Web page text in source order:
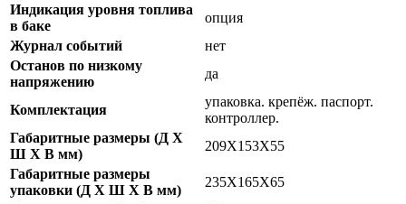
Индикация уровня топлива
в баке
опция
Журнал событий
нет
Останов по низкому
напряжению
да
Комплектация
упаковка. крепёж. паспорт.
контроллер.
Габаритные размеры (Д X
Ш X В мм)
209Х153Х55
Габаритные размеры
упаковки (Д X Ш X В мм)
235Х165Х65